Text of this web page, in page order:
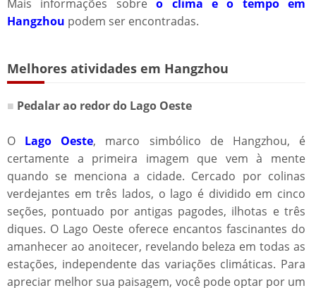
Mais informações sobreo clima e o tempo em
Hangzhou podem ser encontradas.
Melhores atividades em Hangzhou​​
■ Pedalar ao redor do Lago Oeste
O Lago Oeste, marco simbólico de Hangzhou, é
certamente a primeira imagem que vem à mente
quando se menciona a cidade. Cercado por colinas
verdejantes em três lados, o lago é dividido em cinco
seções, pontuado por antigas pagodes, ilhotas e três
diques. O Lago Oeste oferece encantos fascinantes do
amanhecer ao anoitecer, revelando beleza em todas as
estações, independente das variações climáticas. Para
apreciar melhor sua paisagem, você pode optar por um